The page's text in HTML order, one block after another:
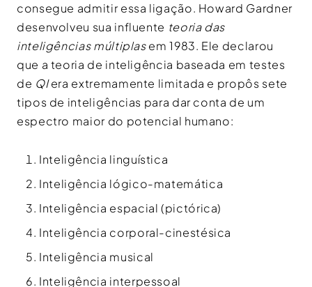
consegue admitir essa ligação. Howard Gardner
desenvolveu sua influente teoria das
inteligências múltiplasem 1983. Ele declarou
que a teoria de inteligência baseada em testes
de QIera extremamente limitada e propôs sete
tipos de inteligências para dar conta de um
espectro maior do potencial humano:
Inteligência linguística
Inteligência lógico-matemática
Inteligência espacial (pictórica)
Inteligência corporal-cinestésica
Inteligência musical
Inteligência interpessoal